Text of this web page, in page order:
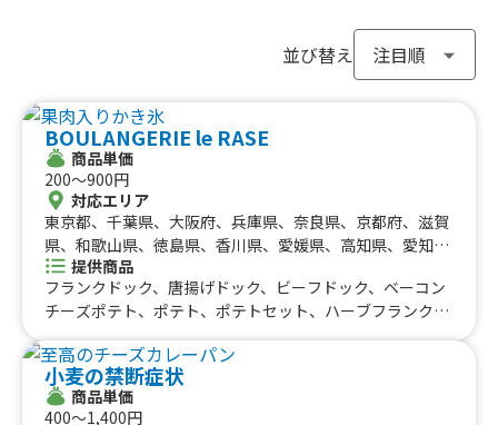
東海のケータリングカー
愛知県静岡県三重県岐阜県
中国のケータリングカー
鳥取県島根県岡山県広島県山口県
四国のケータリングカー
徳島県香川県愛媛県高知県
九州のケータリングカー
福岡県佐賀県長崎県熊本県
沖縄のケータリングカー
#タコライス
#焼きそば
#焼き鳥
#おにぎり
#ローストビーフ
#スムージー
#アイスクリーム
#クリームソーダ
#ケーキ
#クロッフル #モンブラン #お弁当
#パフェ
#フルーツジュース
#パン #韓国料理
#パンケーキ
#海鮮
#和菓子 #和食 #ご当地グルメ
#串焼き
#流行グルメ
#丼ぶり #台湾料理
#ベトナム料理
#りんご飴・フルーツ飴
#アサイーボウル
並び替え
BOULANGERIE le RASE
商品単価
200〜900円
対応エリア
東京都、千葉県、大阪府、兵庫県、奈良県、京都府、滋賀
県、和歌山県、徳島県、香川県、愛媛県、高知県、愛知
県、岐阜県、北海道、神奈川県、埼玉県、栃木県、静岡
県、三重県、広島県、福岡県、長崎県、茨城県、群馬県、
山梨県、新潟県、富山県、石川県、福井県、長野県、鳥取
宮崎県、鹿児島県
提供商品
フランクドック、唐揚げドック、ビーフドック、ベーコン
チーズポテト、ポテト、ポテトセット、ハーブフランク、
モネード、コーラ、コーヒー、カフェオレ、抹茶オレ、ビ
ール、酎ハイレモン、ノンアルコールビール、果肉入りか
き氷、かき氷、たこ焼き(７個入り)
小麦の禁断症状
商品単価
400〜1,400円